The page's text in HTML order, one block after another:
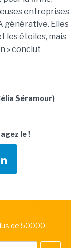
entreprises
générative. Elles
les étoiles, mais
» conclut
Séramour)
le !
de 50000